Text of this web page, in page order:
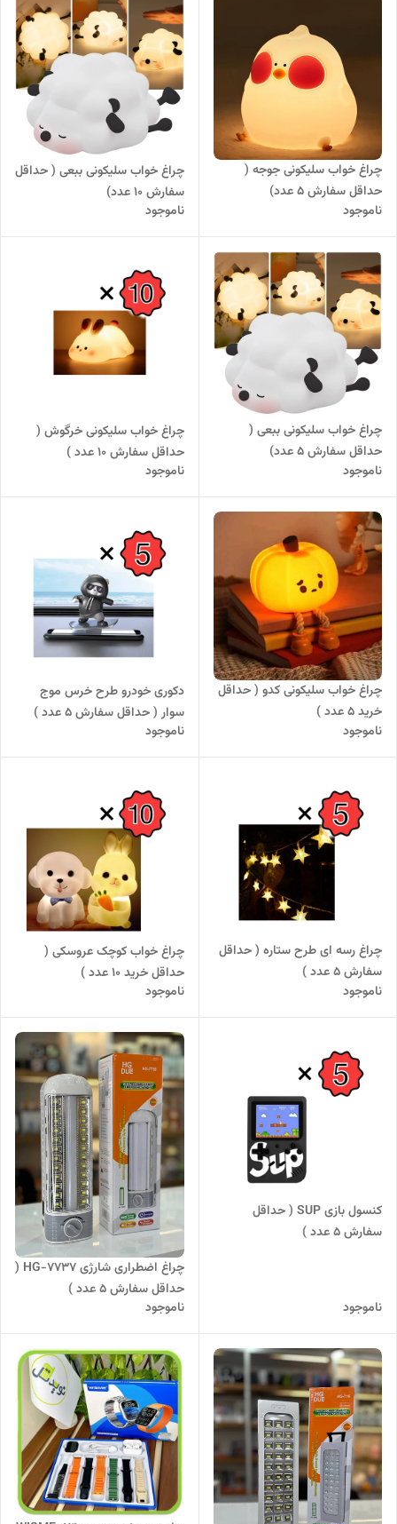
چراغ خواب سلیکونی جوجه (
حداقل سفارش 5 عدد)
ناموجود
چراغ خواب سلیکونی ببعی ( حداقل
سفارش 10 عدد)
ناموجود
چراغ خواب سلیکونی ببعی (
حداقل سفارش 5 عدد)
ناموجود
چراغ خواب سلیکونی خرگوش (
حداقل سفارش 10 عدد )
ناموجود
چراغ خواب سلیکونی کدو ( حداقل
خرید 5 عدد )
ناموجود
دکوری خودرو طرح خرس موج
سوار ( حداقل سفارش 5 عدد )
ناموجود
چراغ رسه ای طرح ستاره ( حداقل
سفارش 5 عدد )
ناموجود
چراغ خواب کوچک عروسکی (
حداقل خرید ۱۰ عدد )
ناموجود
کنسول بازی SUP ( حداقل
سفارش ۵ عدد )
ناموجود
چراغ اضطراری شارژی HG-7737 (
حداقل سفارش 5 عدد )
ناموجود